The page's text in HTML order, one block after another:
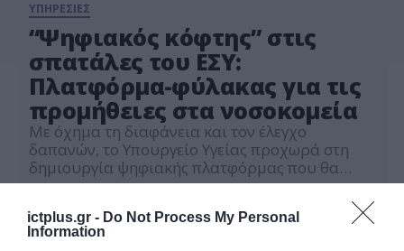
ictplus.gr - Do Not Process My Personal
Information
ΥΠΗΡΕΣΙΕΣ
“Ψηφιακός κόφτης” στις
σπατάλες του ΕΣΥ:
Πλατφόρμα-φύλακας για τις
προμήθειες στα νοσοκομεία
Με όχημα τη διαφάνεια και τον έλεγχο
δαπανών, το Υπουργείο Υγείας προχωρά στη
δημιουργία ψηφιακής πλατφόρμας που θα
ελέγχει κεντρικά τις προμήθειες υλικών στα
αναμένεται να ριζώσει σταδιακά σε όλο το ΕΣΥ
έως το τέλος του 2025, βάζοντας φρένο στις